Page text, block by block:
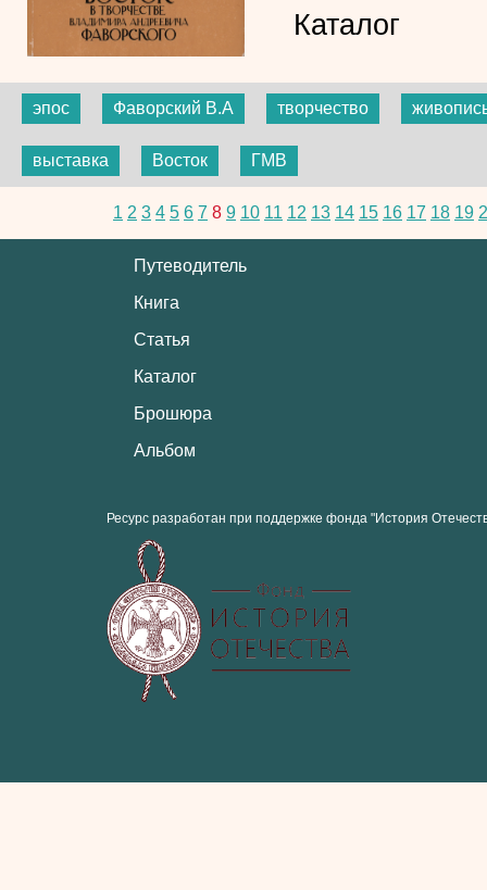
Каталог
эпос Фаворский В.А творчество
выставка Восток ГМВ
1 2 3 4 5 6 7 8 9 10 11 12 13 14 15 16 17 18 19
Путеводитель
Книга
Статья
Каталог
Брошюра
Альбом
Ресурс разработан при поддержке фонда "История